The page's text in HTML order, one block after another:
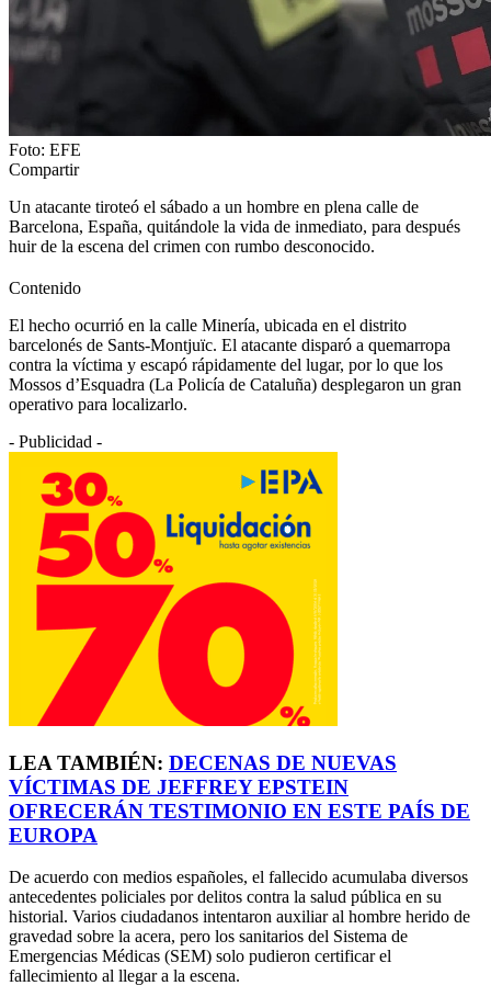
Foto: EFE
Compartir
Un atacante tiroteó el sábado a un hombre en plena calle de
Barcelona, España, quitándole la vida de inmediato, para después
huir de la escena del crimen con rumbo desconocido.
Contenido
El hecho ocurrió en la calle Minería, ubicada en el distrito
barcelonés de Sants-Montjuïc. El atacante disparó a quemarropa
contra la víctima y escapó rápidamente del lugar, por lo que los
Mossos d’Esquadra (La Policía de Cataluña) desplegaron un gran
operativo para localizarlo.
- Publicidad -
LEA TAMBIÉN: DECENAS DE NUEVAS
VÍCTIMAS DE JEFFREY EPSTEIN
OFRECERÁN TESTIMONIO EN ESTE PAÍS DE
EUROPA
De acuerdo con medios españoles, el fallecido acumulaba diversos
antecedentes policiales por delitos contra la salud pública en su
historial. Varios ciudadanos intentaron auxiliar al hombre herido de
gravedad sobre la acera, pero los sanitarios del Sistema de
Emergencias Médicas (SEM) solo pudieron certificar el
fallecimiento al llegar a la escena.